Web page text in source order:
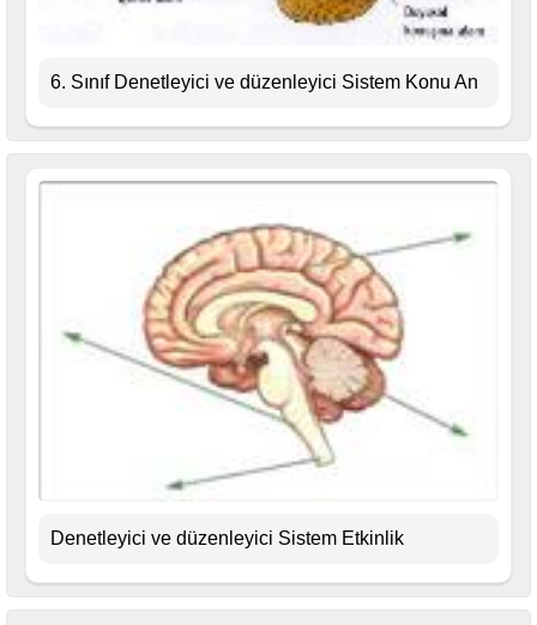
6. Sınıf Denetleyici ve düzenleyici Sistem Konu An
Denetleyici ve düzenleyici Sistem Etkinlik